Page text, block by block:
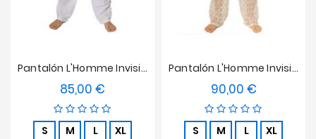
Pantalón L'Homme Invisible - Mykonos
85,00 €
S M L XL
Pantalón L'Homme Invisible - La Poésie
90,00 €Precio
S M L XL